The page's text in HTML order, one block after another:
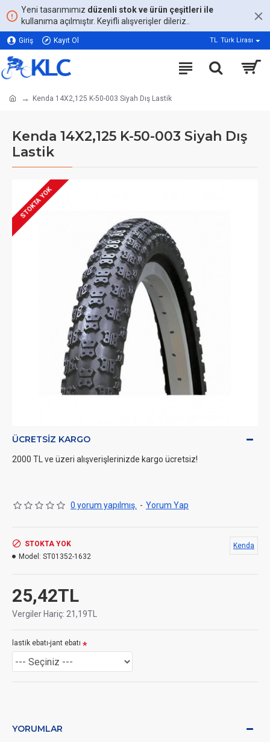
Yeni tasarımımız düzenli stok ve ürün çeşitleri ile
kullanıma açılmıştır. Keyifli alışverişler dileriz..
Giriş Kayıt Ol TL Türk Lirası
Kenda 14X2,125 K-50-003 Siyah Dış Lastik
Kenda 14X2,125 K-50-003 Siyah Dış
Lastik
STOKTA YOK
ÜCRETSIZ KARGO
2000 TL ve üzeri alışverişlerinizde kargo ücretsiz!
0 yorum yapılmış. - Yorum Yap
25,42TL
Vergiler Hariç: 21,19TL
STOKTA YOK
Model: ST01352-1632
Kenda
lastik ebatı-jant ebatı
YORUMLAR